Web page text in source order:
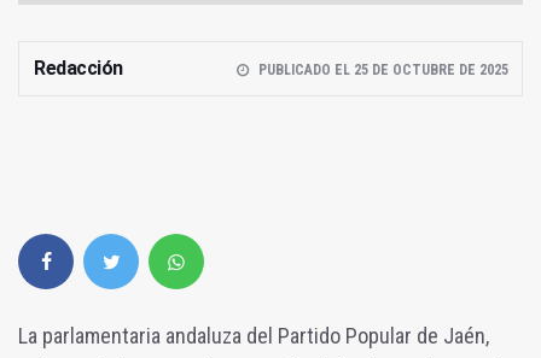
Redacción PUBLICADO EL 25 DE OCTUBRE DE 2025
La parlamentaria andaluza del Partido Popular de Jaén,